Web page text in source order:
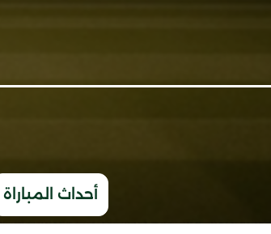
أحداث المباراة